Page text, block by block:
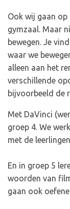
Ook wij gaan
gymzaal. Maar
bewegen. Je
waar we
alleen aan het
verschillende
bijvoorbeeld de
Met DaVinci
groep 4. We
met de
En in groep 5
woorden van
gaan ook